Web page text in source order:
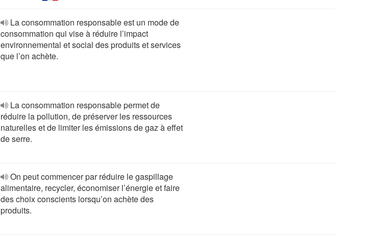
La consommation responsable est un mode de
consommation qui vise à réduire l’impact
environnemental et social des produits et services
que l’on achète.
La consommation responsable permet de
réduire la pollution, de préserver les ressources
naturelles et de limiter les émissions de gaz à effet
de serre.
On peut commencer par réduire le gaspillage
alimentaire, recycler, économiser l’énergie et faire
des choix conscients lorsqu’on achète des
produits.